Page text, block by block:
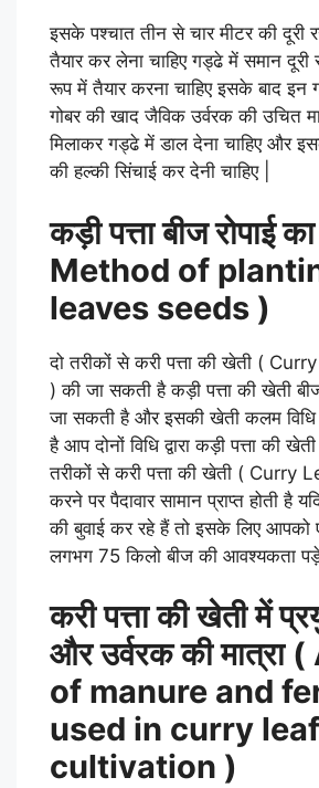
इसके पश्चात तीन से चार मीटर की दूरी
तैयार कर लेना चाहिए गड्ढे में समान
रूप में तैयार करना चाहिए इसके बाद इन
गोबर की खाद जैविक उर्वरक की उचित
मिलाकर गड्ढे में डाल देना चाहिए और
की हल्की सिंचाई कर देनी चाहिए |
कड़ी पत्ता बीज रोपाई
Method of
leaves seeds )
दो तरीकों से करी पत्ता की खेती (
) की जा सकती है कड़ी पत्ता की खेती बीज
जा सकती है और इसकी खेती कलम विधि
है आप दोनों विधि द्वारा कड़ी पत्ता की
तरीकों से करी पत्ता की खेती ( Curry
करने पर पैदावार सामान प्राप्त होती है
की बुवाई कर रहे हैं तो इसके लिए
लगभग 75 किलो बीज की आवश्यकता
करी पत्ता की खेती में
और उर्वरक की मात्रा
of manure and
used in curry leaf
cultivation )